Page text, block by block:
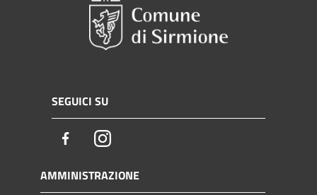
SEGUICI SU
FacebookInstagram
AMMINISTRAZIONE